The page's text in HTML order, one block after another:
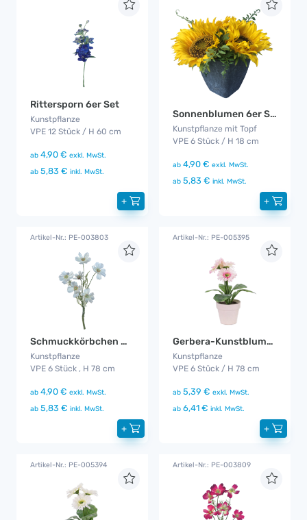
Rittersporn 6er Set
Kunstpflanze
VPE 12 Stück / H 60 cm
ab 4,90 € exkl. MwSt.
ab 5,83 € inkl. MwSt.
+
Sonnenblumen 6er Set
Kunstpflanze mit Topf
VPE 6 Stück / H 18 cm
ab 4,90 € exkl. MwSt.
ab 5,83 € inkl. MwSt.
+
Artikel-Nr.: PE-003803
Schmuckkörbchen weiß 6er Set
Kunstpflanze
VPE 6 Stück , H 78 cm
ab 4,90 € exkl. MwSt.
ab 5,83 € inkl. MwSt.
+
Artikel-Nr.: PE-005395
Gerbera-Kunstblumen Pink 6er Set
Kunstpflanze
VPE 6 Stück / H 78 cm
ab 5,39 € exkl. MwSt.
ab 6,41 € inkl. MwSt.
+
Artikel-Nr.: PE-005394 Artikel-Nr.: PE-003809